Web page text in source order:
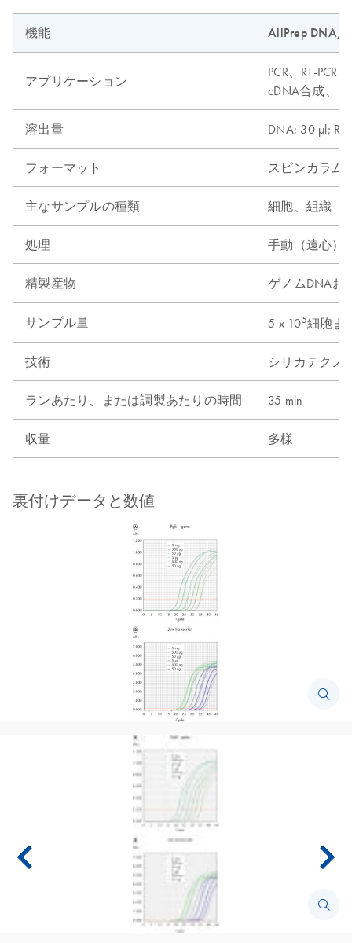
機能 AllPrep DNA/
アプリケーション
PCR、RT-PCR
cDNA合成、
溶出量 DNA: 30 µl;
フォーマット スピンカラム
主なサンプルの種類 細胞、組織
処理 手動（遠心）
精製産物 ゲノムDNAお
サンプル量 5 x 105細胞ま
技術 シリカテクノ
ランあたり、または調製あたりの時間 35 min
収量 多様
裏付けデータと数値